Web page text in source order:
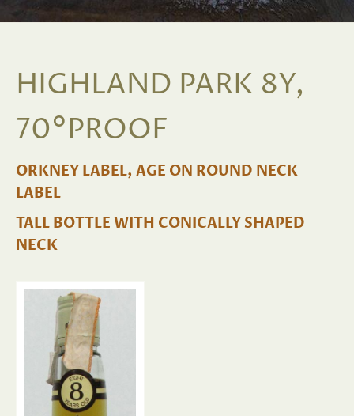
HIGHLAND PARK 8Y,
70°PROOF
ORKNEY LABEL, AGE ON ROUND NECK
LABEL
TALL BOTTLE WITH CONICALLY SHAPED
NECK